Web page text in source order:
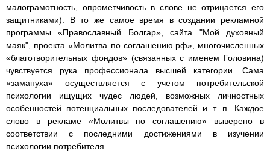
малограмотность, опрометчивость в слове не отрицается его
защитниками). В то же самое время в создании рекламной
программы «Православный Болгар», сайта "Мой духовный
маяк", проекта «Молитва по соглашению.рф», многочисленных
«благотворительных фондов» (связанных с именем Головина)
чувствуется рука профессионала высшей категории. Сама
«замануха» осуществляется с учетом потребительской
психологии ищущих чудес людей, возможных личностных
особенностей потенциальных последователей и т. п. Каждое
слово в рекламе «Молитвы по соглашению» выверено в
соответствии с последними достижениями в изучении
психологии потребителя.